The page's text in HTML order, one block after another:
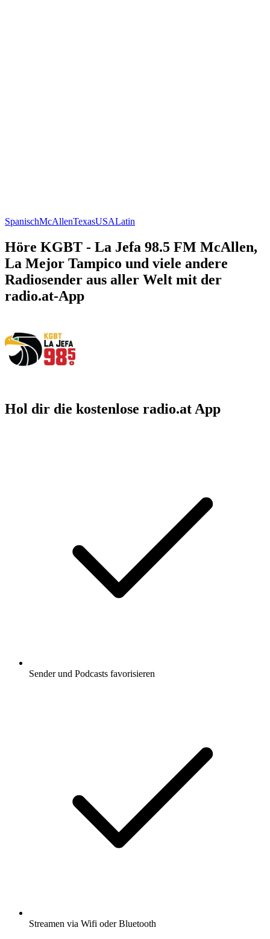
SpanischMcAllenTexasUSALatin
Höre KGBT - La Jefa 98.5 FM McAllen,
La Mejor Tampico und viele andere
Radiosender aus aller Welt mit der
radio.at-App
Hol dir die kostenlose radio.at App
Sender und Podcasts favorisieren
Streamen via Wifi oder Bluetooth